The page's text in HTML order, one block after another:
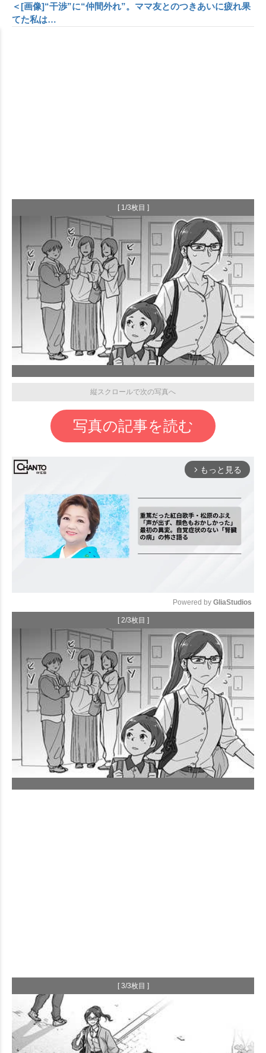
＜[画像]“干渉”に“仲間外れ”。ママ友とのつきあいに疲れ果
てた私は…
[ 1/3枚目 ]
縦スクロールで次の写真へ
写真の記事を読む
arrow_forward_ios もっと見る
Powered by GliaStudios
[ 2/3枚目 ]
[ 3/3枚目 ]